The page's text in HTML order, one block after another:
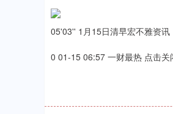
05'03'' 1月15日清早宏不雅资讯
0 01-15 06:57 一财最热 点击关